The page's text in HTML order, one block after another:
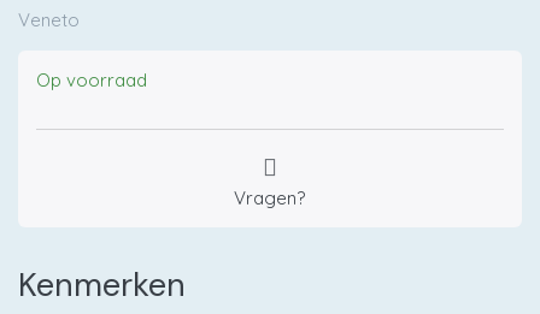
Veneto
Op voorraad
Vragen?
Kenmerken